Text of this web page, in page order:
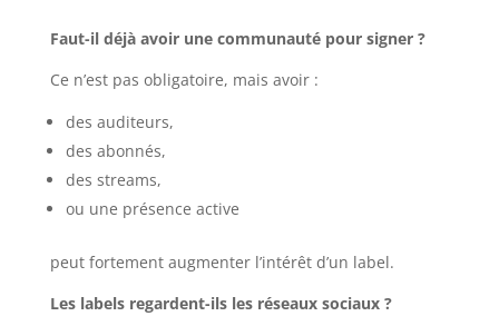
Faut-il déjà avoir une communauté pour signer ?
Ce n’est pas obligatoire, mais avoir :
des auditeurs,
des abonnés,
des streams,
ou une présence active
peut fortement augmenter l’intérêt d’un label.
Les labels regardent-ils les réseaux sociaux ?